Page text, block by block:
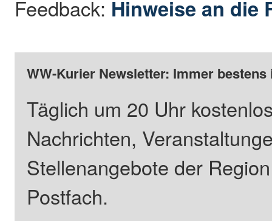
Feedback: Hinweise an die
WW-Kurier Newsletter: Immer
Täglich um 20 Uhr
Nachrichten,
Stellenangebote der
Postfach.